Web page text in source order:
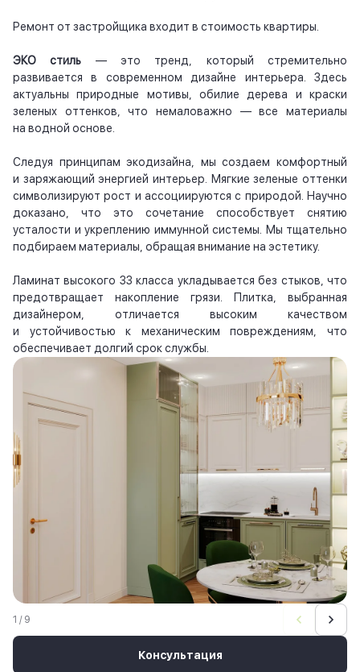
Ремонт от застройщика входит в стоимость квартиры.
ЭКО стиль — это тренд, который стремительно
развивается в современном дизайне интерьера. Здесь
актуальны природные мотивы, обилие дерева и краски
зеленых оттенков, что немаловажно — все материалы
на водной основе.
Следуя принципам экодизайна, мы создаем комфортный
и заряжающий энергией интерьер. Мягкие зеленые оттенки
символизируют рост и ассоциируются с природой. Научно
доказано, что это сочетание способствует снятию
усталости и укреплению иммунной системы. Мы тщательно
подбираем материалы, обращая внимание на эстетику.
Ламинат высокого 33 класса укладывается без стыков, что
предотвращает накопление грязи. Плитка, выбранная
дизайнером, отличается высоким качеством
и устойчивостью к механическим повреждениям, что
обеспечивает долгий срок службы.
Консультация
1 / 9